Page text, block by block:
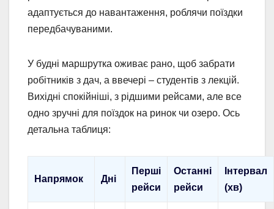
адаптується до навантаження, роблячи поїздки
передбачуваними.
У будні маршрутка оживає рано, щоб забрати
робітників з дач, а ввечері – студентів з лекцій.
Вихідні спокійніші, з рідшими рейсами, але все
одно зручні для поїздок на ринок чи озеро. Ось
детальна таблиця:
Напрямок Дні
Перші
рейси
Останні
рейси
Інтервал
(хв)